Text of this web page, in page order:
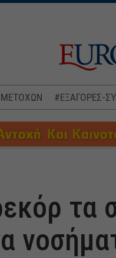
ΜΕΤΟΧΩΝ #ΕΞΑΓΟΡΕΣ-
τα